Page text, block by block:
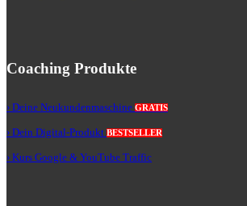
Coaching Produkte
› Deine Neukundenmaschine GRATIS
› Dein Digital-Produkt BESTSELLER
› Kurs Google & YouTube Traffic